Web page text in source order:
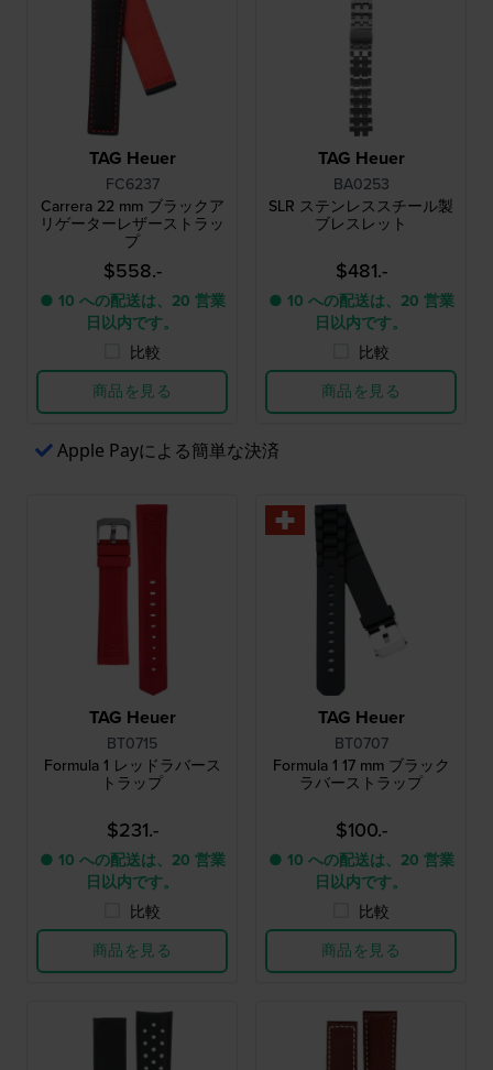
TAG Heuer
FC6237
Carrera 22 mm ブラックア
リゲーターレザーストラッ
プ
$558.-
● 10 への配送は、20 営業
日以内です。
比較
商品を見る
TAG Heuer
BA0253
SLR ステンレススチール製
ブレスレット
$481.-
● 10 への配送は、20 営業
日以内です。
比較
商品を見る
Apple Payによる簡単な決済
TAG Heuer
BT0715
Formula 1 レッドラバース
トラップ
$231.-
● 10 への配送は、20 営業
日以内です。
比較
商品を見る
TAG Heuer
BT0707
Formula 1 17 mm ブラック
ラバーストラップ
$100.-
● 10 への配送は、20 営業
日以内です。
比較
商品を見る